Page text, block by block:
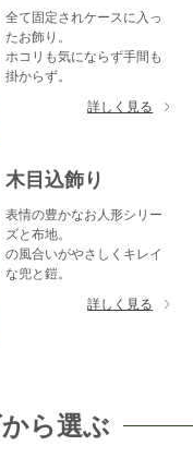
全て固定されケースに入っ
たお飾り。
ホコリも気にならず手間も
掛からず。
詳しく見る
木目込飾り
表情の豊かなお人形シリー
ズと布地。
の風合いがやさしくキレイ
な兜と鎧。
詳しく見る
ら選ぶ